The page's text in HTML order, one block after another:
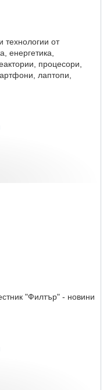
технологии от
енергетика,
процесори,
лаптопи,
"Филтър" - новини